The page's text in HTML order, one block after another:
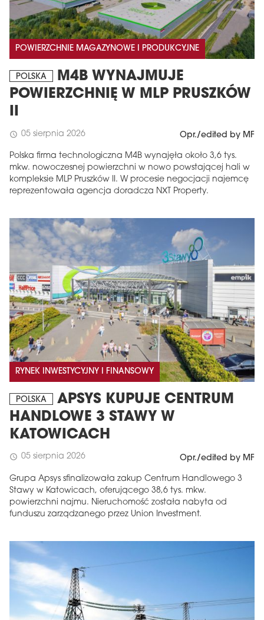
POWIERZCHNIE MAGAZYNOWE I PRODUKCYJNE
POLSKA
M4B WYNAJMUJE
POWIERZCHNIĘ W MLP PRUSZKÓW
II
schedule 05 sierpnia 2026 Opr./edited by MF
Polska firma technologiczna M4B wynajęła około 3,6 tys.
mkw. nowoczesnej powierzchni w nowo powstającej hali w
kompleksie MLP Pruszków II. W procesie negocjacji najemcę
reprezentowała agencja doradcza NXT Property.
RYNEK INWESTYCYJNY I FINANSOWY
POLSKA
APSYS KUPUJE CENTRUM
HANDLOWE 3 STAWY W
KATOWICACH
schedule 05 sierpnia 2026 Opr./edited by MF
Grupa Apsys sfinalizowała zakup Centrum Handlowego 3
Stawy w Katowicach, oferującego 38,6 tys. mkw.
powierzchni najmu. Nieruchomość została nabyta od
funduszu zarządzanego przez Union Investment.